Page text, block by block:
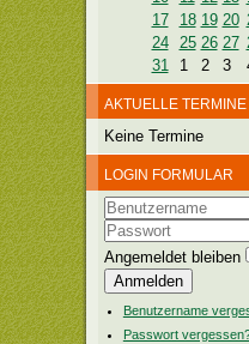
17
18 19 20
24
25 26 27
31
1 2 3
AKTUELLE TERMINE
Keine Termine
LOGIN FORMULAR
Benutzername
Passwort
Angemeldet bleiben
Anmelden
Benutzername
Passwort